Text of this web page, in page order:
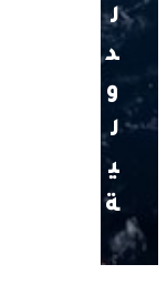
ل
د
و
ل
ي
ة